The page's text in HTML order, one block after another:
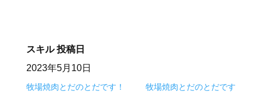
スキル 投稿日
2023年5月10日
牧場焼肉とだのとだです！ 牧場焼肉とだのとだです